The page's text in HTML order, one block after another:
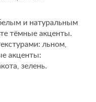
и натуральным
тёмные акценты.
льном,
акценты:
зелень.